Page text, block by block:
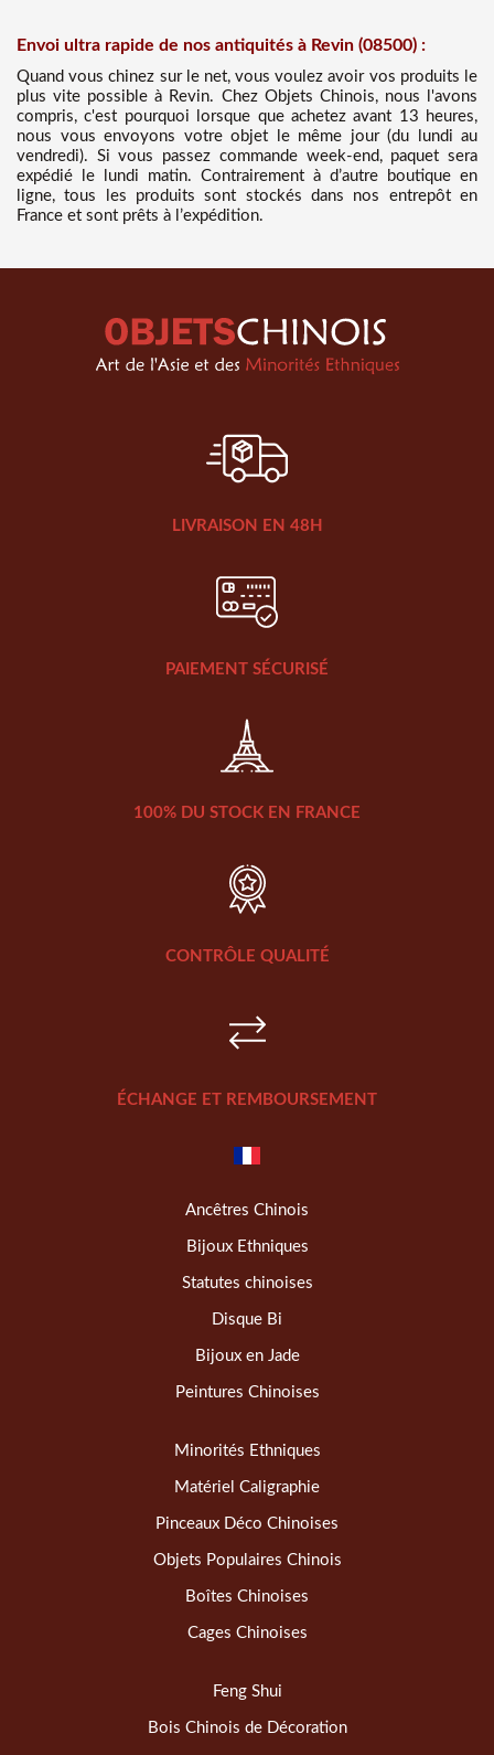
Envoi ultra rapide de nos antiquités à Revin (08500) :
Quand vous chinez sur le net, vous voulez avoir vos produits le
plus vite possible à Revin. Chez Objets Chinois, nous l'avons
compris, c'est pourquoi lorsque que achetez avant 13 heures,
nous vous envoyons votre objet le même jour (du lundi au
vendredi). Si vous passez commande week-end, paquet sera
expédié le lundi matin. Contrairement à d’autre boutique en
ligne, tous les produits sont stockés dans nos entrepôt en
France et sont prêts à l’expédition.
LIVRAISON EN 48H
PAIEMENT SÉCURISÉ
100% DU STOCK EN FRANCE
CONTRÔLE QUALITÉ
ÉCHANGE ET REMBOURSEMENT
Ancêtres Chinois
Bijoux Ethniques
Statutes chinoises
Disque Bi
Bijoux en Jade
Peintures Chinoises
Minorités Ethniques
Matériel Caligraphie
Pinceaux Déco Chinoises
Objets Populaires Chinois
Boîtes Chinoises
Cages Chinoises
Feng Shui
Bois Chinois de Décoration